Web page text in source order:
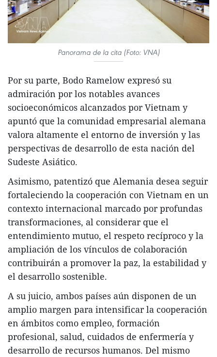
Panorama de la cita (Foto: VNA)
Por su parte, Bodo Ramelow expresó su
admiración por los notables avances
socioeconómicos alcanzados por Vietnam y
apuntó que la comunidad empresarial alemana
valora altamente el entorno de inversión y las
perspectivas de desarrollo de esta nación del
Sudeste Asiático.
​Asimismo, patentizó que Alemania desea seguir
fortaleciendo la cooperación con Vietnam en un
contexto internacional marcado por profundas
transformaciones, al considerar que el
entendimiento mutuo, el respeto recíproco y la
ampliación de los vínculos de colaboración
contribuirán a promover la paz, la estabilidad y
el desarrollo sostenible.
A su juicio, ambos países aún disponen de un
amplio margen para intensificar la cooperación
en ámbitos como empleo, formación
profesional, salud, cuidados de enfermería y
desarrollo de recursos humanos. Del mismo